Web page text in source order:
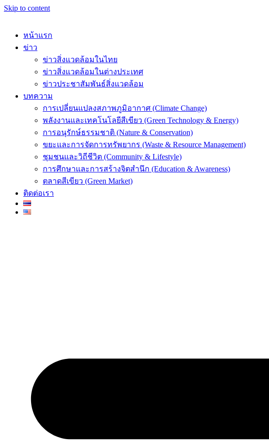
Skip to content
หน้าแรก
ข่าว
ข่าวสิ่งแวดล้อมในไทย
ข่าวสิ่งแวดล้อมในต่างประเทศ
ข่าวประชาสัมพันธ์สิ่งแวดล้อม
บทความ
การเปลี่ยนแปลงสภาพภูมิอากาศ (Climate Change)
พลังงานและเทคโนโลยีสีเขียว (Green Technology & Energy)
การอนุรักษ์ธรรมชาติ (Nature & Conservation)
ขยะและการจัดการทรัพยากร (Waste & Resource Management)
ชุมชนและวิถีชีวิต (Community & Lifestyle)
การศึกษาและการสร้างจิตสำนึก (Education & Awareness)
ตลาดสีเขียว (Green Market)
ติดต่อเรา